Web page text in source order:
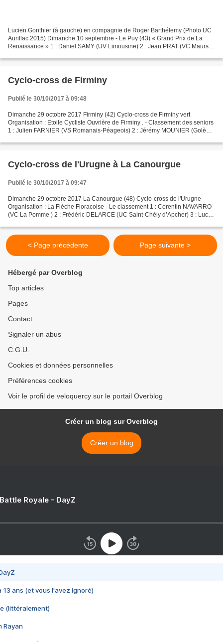
Lucien Gonthier (à gauche) en compagnie de Roger Barthélemy (Photo UC
Aurillac 2015) Dimanche 10 septembre - Le Puy (43) « Grand Prix de La
Renaissance » 1 : Daniel SAMY (UV Limousine) 2 : Jean PRAT (VC Maurs)
Cyclo-cross de Firminy
Publié le 30/10/2017 à 09:48
Dimanche 29 octobre 2017 Firminy (42) Cyclo-cross de Firminy vert
Organisation : Etoile Cycliste Ouvrière de Firminy . - Classement des seniors
1 : Julien FARNIER (VS Romanais-Péageois) 2 : Jérémy MOUNIER (Golène
Cyclo-cross de l'Urugne à La Canourgue
Publié le 30/10/2017 à 09:47
Dimanche 29 octobre 2017 La Canourgue (48) Cyclo-cross de l'Urugne
Organisation : La Flèche Floracoise - Le classement 1 : Corentin NAVARRO
(VC La Pomme ) 2 : Frédéric DELARCE (UC Saint-Chély d’Apcher) 3 : Lucas
< Page précédente Page suivante >
Hébergé par Overblog
Top articles
Pages
Contact
Signaler un abus
C.G.U.
Cookies et données personnelles
Préférences cookies
Voir le profil de veloquercy sur le portail Overblog
Créer un blog sur Overblog
Créer un blog
Royale - DayZ
13 ans (et vous l'avez ignoré)
(littéralement)
Rayan